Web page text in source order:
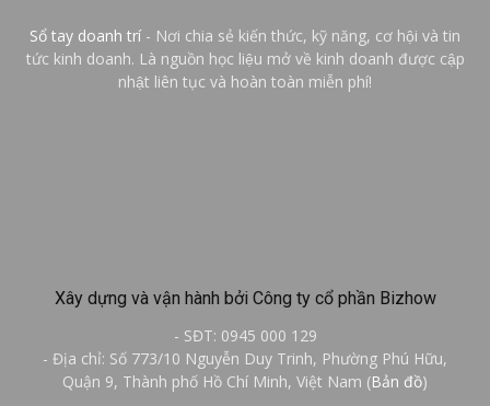
Sổ tay doanh trí - Nơi chia sẻ kiến thức, kỹ năng, cơ hội và tin
tức kinh doanh. Là nguồn học liệu mở về kinh doanh được cập
nhật liên tục và hoàn toàn miễn phí!
Xây dựng và vận hành bởi Công ty cổ phần Bizhow
- SĐT: 0945 000 129
- Địa chỉ: Số 773/10 Nguyễn Duy Trinh, Phường Phú Hữu,
Quận 9, Thành phố Hồ Chí Minh, Việt Nam (Bản đồ)